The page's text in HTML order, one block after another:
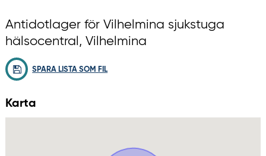
Antidotlager för Vilhelmina sjukstuga
hälsocentral, Vilhelmina
SPARA LISTA SOM FIL
Karta